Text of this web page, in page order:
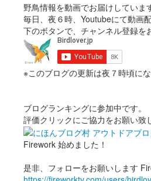
野鳥情報を動画でお届けしています
毎日、夜６時、Youtubeにて動画
下のボタンで、チャンネル登録を
※このブログの更新は夜７時頃に
ブログランキングに参加中です。
評価クリックにご協力をお願い
Firework 始めました！
是非、フォローをお願いします